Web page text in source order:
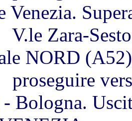
Venezia.
Sesto
NORD
verso
Bologna.